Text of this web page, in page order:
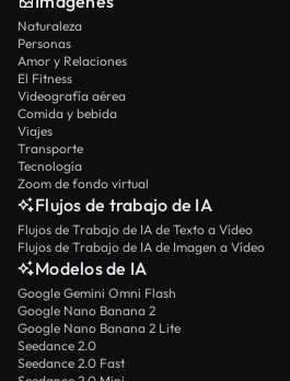
Naturaleza
Personas
Amor y Relaciones
El Fitness
Videografía aérea
Comida y bebida
Viajes
Transporte
Tecnología
Zoom de fondo virtual
Flujos de trabajo de IA
Flujos de Trabajo de IA de Texto a Vídeo
Flujos de Trabajo de IA de Imagen a Vídeo
Modelos de IA
Google Gemini Omni Flash
Google Nano Banana 2
Google Nano Banana 2 Lite
Seedance 2.0
Seedance 2.0 Fast